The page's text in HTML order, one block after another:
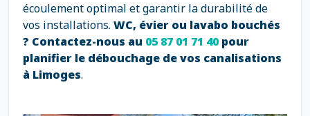
écoulement optimal et garantir la durabilité de
vos installations. WC, évier ou lavabo bouchés
? Contactez-nous au 05 87 01 71 40pour
planifier le débouchage de vos canalisations
à Limoges.